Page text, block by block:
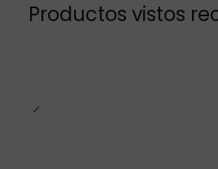
Productos vistos